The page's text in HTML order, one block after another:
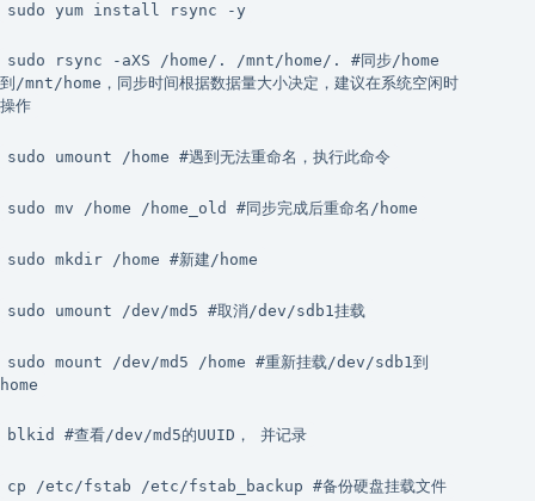
sudo yum install rsync -y
sudo rsync -aXS /home/. /mnt/home/. #同步/home
到/mnt/home，同步时间根据数据量大小决定，建议在系统空闲时
操作
sudo umount /home #遇到无法重命名，执行此命令
sudo mv /home /home_old #同步完成后重命名/home
sudo mkdir /home #新建/home
sudo umount /dev/md5 #取消/dev/sdb1挂载
sudo mount /dev/md5 /home #重新挂载/dev/sdb1到
home
blkid #查看/dev/md5的UUID， 并记录
cp /etc/fstab /etc/fstab_backup #备份硬盘挂载文件